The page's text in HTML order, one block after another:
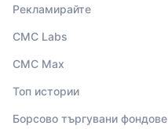
Рекламирайте
CMC Labs
CMC Max
Топ истории
Борсово търгувани фондове